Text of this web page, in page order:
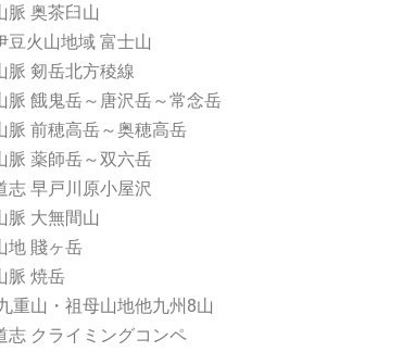
脈 奥茶臼山
豆火山地域 富士山
脈 剱岳北方稜線
脈 餓鬼岳～唐沢岳～常念岳
脈 前穂高岳～奥穂高岳
脈 薬師岳～双六岳
志 早戸川原小屋沢
脈 大無間山
地 賤ヶ岳
脈 焼岳
重山・祖母山地他九州8山
志 クライミングコンペ